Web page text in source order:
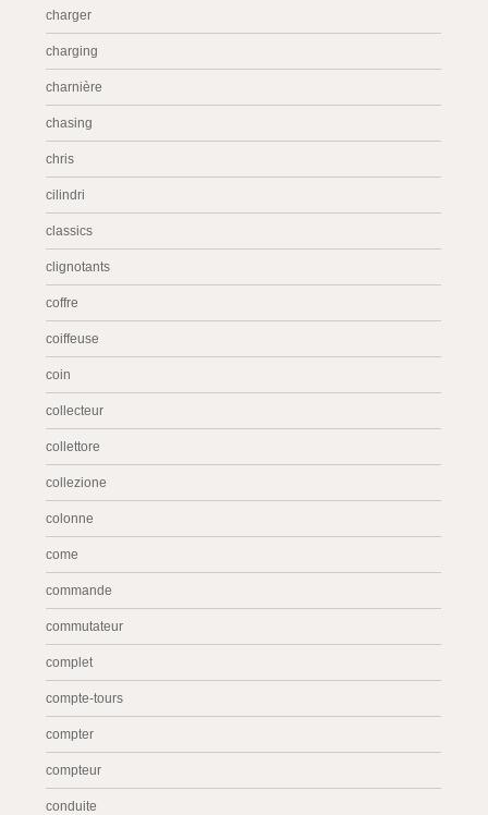
charger
charging
charnière
chasing
chris
cilindri
classics
clignotants
coffre
coiffeuse
coin
collecteur
collettore
collezione
colonne
come
commande
commutateur
complet
compte-tours
compter
compteur
conduite